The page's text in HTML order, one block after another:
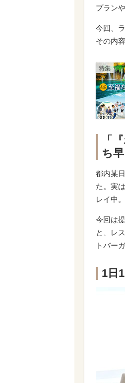
プラン
今回、
その内
「
ち
都内某
た。実
レイ中
今回は
と、レ
トバー
1日